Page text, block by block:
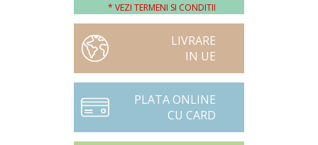
* VEZI TERMENI SI CONDITII
LIVRARE
IN UE
PLATA ONLINE
CU CARD